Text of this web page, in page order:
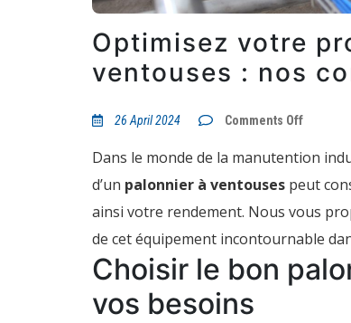
Optimisez votre
ventouses : nos
26 April 2024 Comments Offon
un
à
:
nos
conseils
Dans le monde de la manutention
d’un palonnier à ventouses peut
ainsi votre rendement. Nous vous
de cet équipement incontournable
Choisir le bon
vos besoins